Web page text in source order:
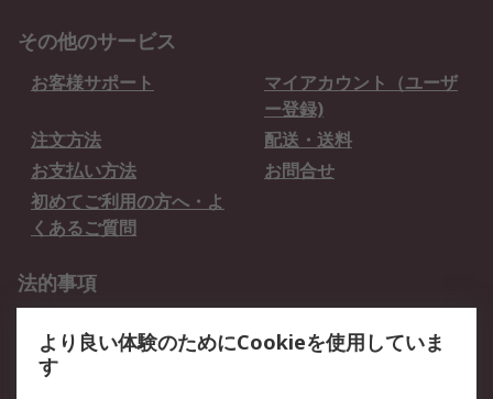
その他のサービス
お客様サポート
マイアカウント（ユーザ
ー登録)
注文方法
配送・送料
お支払い方法
お問合せ
初めてご利用の方へ・よ
くあるご質問
法的事項
クッキーポリシー
より良い体験のためにCookieを使用していま
す